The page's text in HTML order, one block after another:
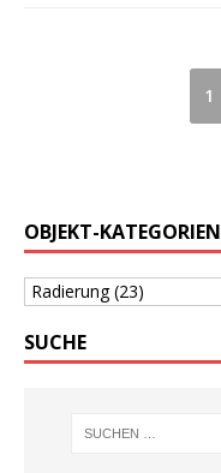
1
OBJEKT-KATEGORIEN
Radierung(23)
SUCHE